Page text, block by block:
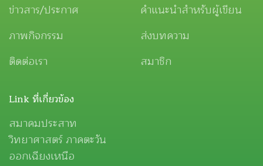
ข่าวสาร/ประกาศ
ภาพกิจกรรม
ติดต่อเรา
คำแนะนำสำหรับผู้เขียน
ส่งบทความ
สมาชิก
Link ที่เกี่ยวข้อง
สมาคมประสาท
วิทยาศาสตร์ ภาคตะวัน
ออกเฉียงเหนือ